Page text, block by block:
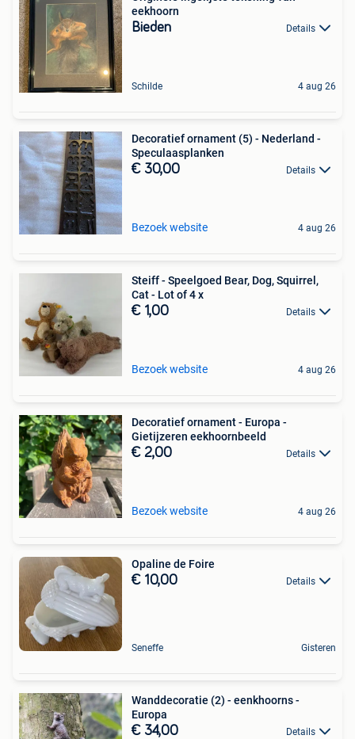
eekhoorn
Bieden Details
Schilde 4 aug 26
Decoratief ornament (5) - Nederland -
Speculaasplanken
€ 30,00 Details
Bezoek website 4 aug 26
Steiff - Speelgoed Bear, Dog, Squirrel,
Cat - Lot of 4 x
€ 1,00 Details
Bezoek website 4 aug 26
Decoratief ornament - Europa -
Gietijzeren eekhoornbeeld
€ 2,00 Details
Bezoek website 4 aug 26
Opaline de Foire
€ 10,00 Details
Seneffe Gisteren
Wanddecoratie (2) - eenkhoorns -
Europa
€ 34,00 Details